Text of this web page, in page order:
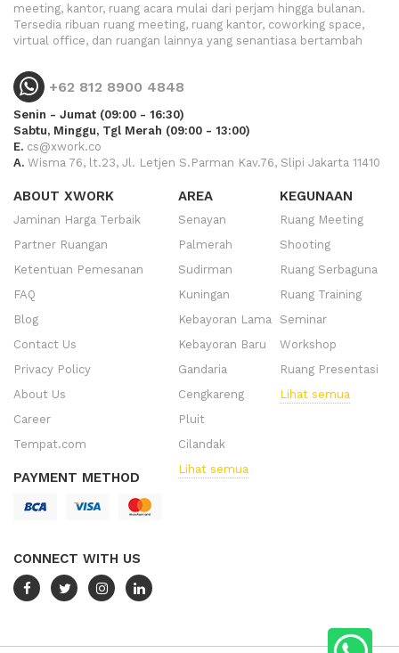
meeting, kantor, ruang acara mulai dari perjam hingga bulanan.
Tersedia ribuan ruang meeting, ruang kantor, coworking space,
virtual office, dan ruangan lainnya yang senantiasa bertambah
+62 812 8900 4848
Senin - Jumat (09:00 - 16:30)
Sabtu, Minggu, Tgl Merah (09:00 - 13:00)
E. cs@xwork.co
A. Wisma 76, lt.23, Jl. Letjen S.Parman Kav.76, Slipi Jakarta 11410
ABOUT XWORK
Jaminan Harga Terbaik
Partner Ruangan
Ketentuan Pemesanan
FAQ
Blog
Contact Us
Privacy Policy
About Us
Career
Tempat.com
PAYMENT METHOD
CONNECT WITH US
AREA
Senayan
Palmerah
Sudirman
Kuningan
Kebayoran Lama
Kebayoran Baru
Gandaria
Cengkareng
Pluit
Cilandak
Lihat semua
KEGUNAAN
Ruang Meeting
Shooting
Ruang Serbaguna
Ruang Training
Seminar
Workshop
Ruang Presentasi
Lihat semua